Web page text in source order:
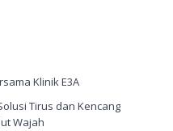
Klinik E3A
Tirus dan Kencang
Wajah